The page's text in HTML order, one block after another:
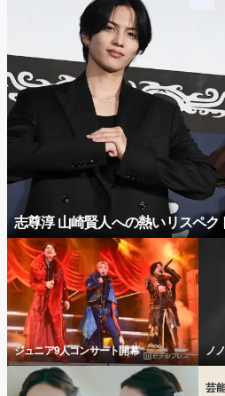
志尊淳 山崎賢人への熱いリスペク
ジュニア9人コンサート開幕 ノ
芸